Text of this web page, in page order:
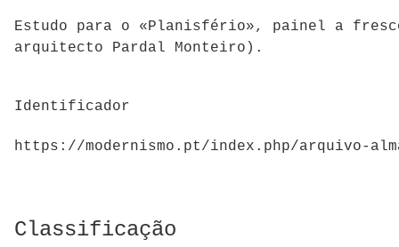
Estudo para o «Planisfério», painel a
arquitecto Pardal Monteiro).
Identificador
https://modernismo.pt/index.php/arquivo-
Classificação